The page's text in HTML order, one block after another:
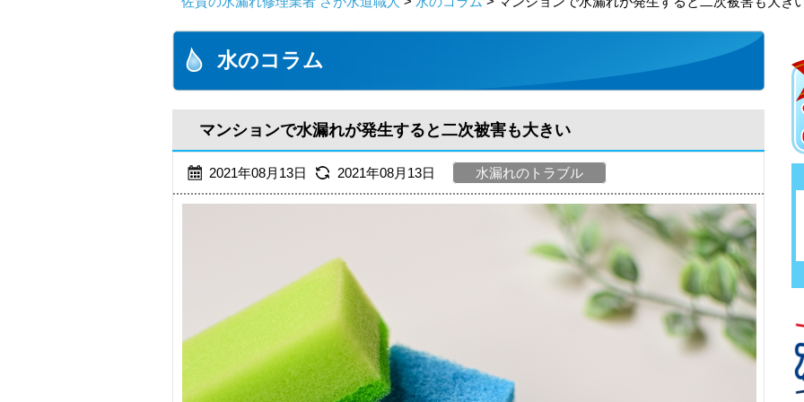
水のコラム
マンションで水漏れが発生すると二次被害も大きい
2021年08月13日 2021年08月13日 水漏れのトラブル